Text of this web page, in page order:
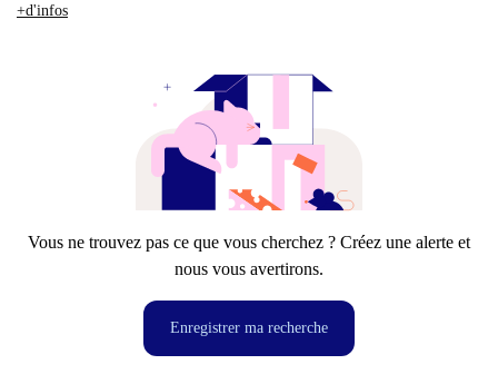
+d'infos
Vous ne trouvez pas ce que vous cherchez ? Créez une alerte et
nous vous avertirons.
Enregistrer ma recherche